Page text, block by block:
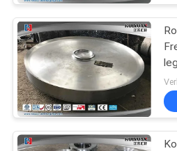
SITEMAP
PRIVACY
POLICY
des Gangs